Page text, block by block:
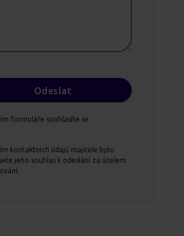
formuláře souhlasíte se
kontaktních údajů majitele bytu
jeho souhlas k odeslání za účelem